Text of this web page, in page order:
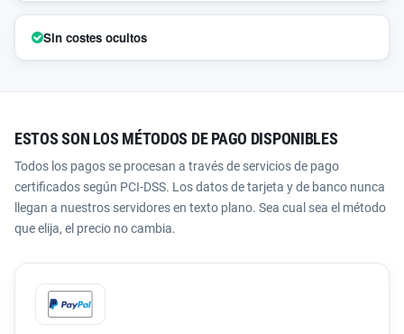
Sin costes ocultos
ESTOS SON LOS MÉTODOS DE PAGO DISPONIBLES
Todos los pagos se procesan a través de servicios de pago
certificados según PCI-DSS. Los datos de tarjeta y de banco nunca
llegan a nuestros servidores en texto plano. Sea cual sea el método
que elija, el precio no cambia.